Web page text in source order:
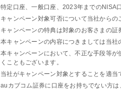
特定口座、一般口座、2023年までのNISA
キャンペーン対象可否について当社からの
キャンペーンの特典は対象のお客さまの
本キャンペーンの内容につきましては当
本キャンペーンにおいて、不正な手段等
くこともございます。
当社がキャンペーン対象とすることを適
auカブコム証券に口座をお持ちでない方